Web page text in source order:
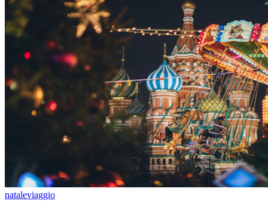
nataleviaggio